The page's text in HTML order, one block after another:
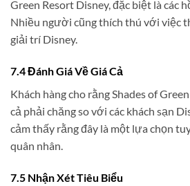
Green Resort Disney, đặc biệt là các
Nhiều người cũng thích thú với việc
giải trí Disney.
7.4 Đánh Giá Về Giá Cả
Khách hàng cho rằng Shades of
cả phải chăng so với các khách sạn
cảm thấy rằng đây là một lựa chọn
quân nhân.
7.5 Nhận Xét Tiêu Biểu